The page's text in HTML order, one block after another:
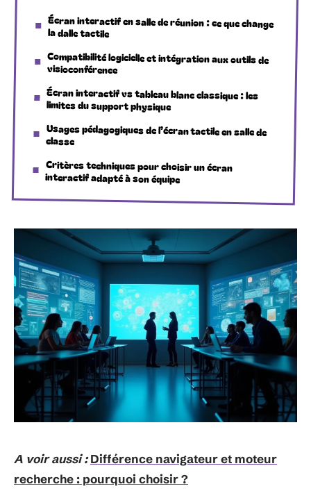
Écran interactif en salle de réunion : ce que change
la dalle tactile
Compatibilité logicielle et intégration aux outils de
visioconférence
Écran interactif vs tableau blanc classique : les
limites du support physique
Usages pédagogiques de l’écran tactile en salle de
classe
Critères techniques pour choisir un écran
interactif adapté à son équipe
A voir aussi : Différence navigateur et moteur
recherche : pourquoi choisir ?